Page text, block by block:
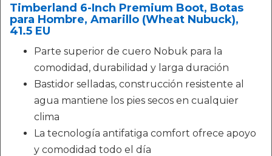
Timberland 6-Inch Premium Boot, Botas
para Hombre, Amarillo (Wheat Nubuck),
41.5 EU
Parte superior de cuero Nobuk para la
comodidad, durabilidad y larga duración
Bastidor selladas, construcción resistente al
agua mantiene los pies secos en cualquier
clima
La tecnología antifatiga comfort ofrece apoyo
y comodidad todo el día